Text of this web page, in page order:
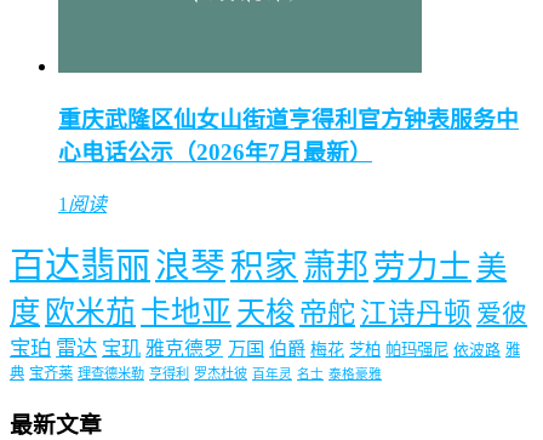
重庆武隆区仙女山街道亨得利官方钟表服务中
心电话公示（2026年7月最新）
1阅读
百达翡丽 浪琴积家 萧邦 劳力士 美
度 欧米茄 卡地亚 天梭 帝舵 江诗丹顿 爱彼
宝珀 雷达 宝玑 雅克德罗 万国 伯爵 梅花 芝柏 帕玛强尼 依波路 雅
典 宝齐莱 理查德米勒 亨得利 罗杰杜彼 百年灵 名士 泰格豪雅
最新文章